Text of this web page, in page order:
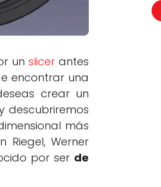
unslicer antes
encontrar una
crear un
descubriremos
más
Riegel, Werner
por ser de